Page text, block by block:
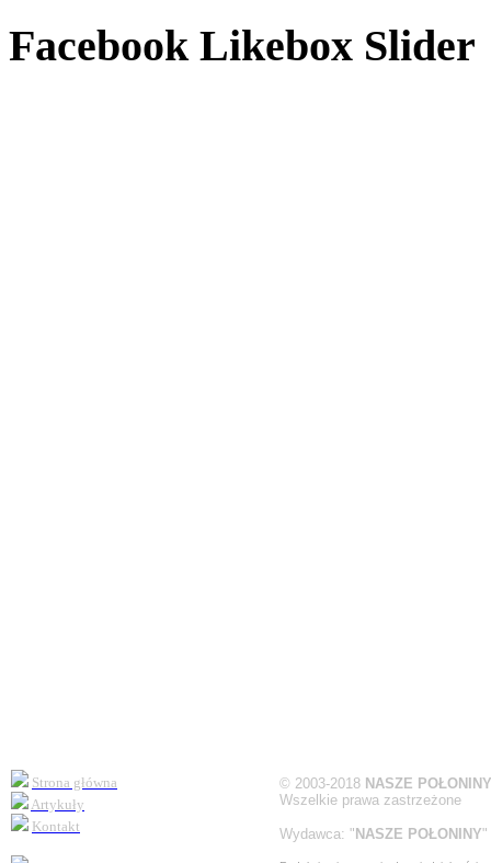
Facebook Likebox Slider
Strona główna
Artykuły
Kontakt
© 2003-2018 NASZE POŁONINY
Wszelkie prawa zastrzeżone
Wydawca: "NASZE POŁONINY